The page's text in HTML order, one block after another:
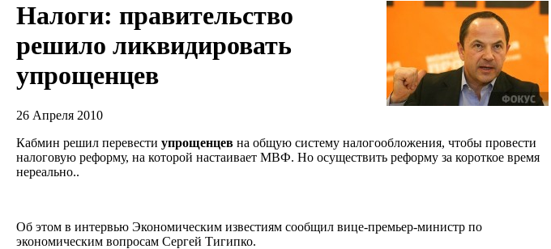
Налоги: правительство
решило ликвидировать
упрощенцев
26 Апреля 2010
Кабмин решил перевести упрощенцев на общую систему налогообложения, чтобы провести
налоговую реформу, на которой настаивает МВФ. Но осуществить реформу за короткое время
нереально..
Об этом в интервью Экономическим известиям сообщил вице-премьер-министр по
экономическим вопросам Сергей Тигипко.